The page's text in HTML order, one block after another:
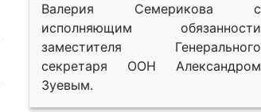
Валерия Семерикова с
исполняющим обязанности
заместителя Генерального
секретаря ООН Александром
Зуевым.